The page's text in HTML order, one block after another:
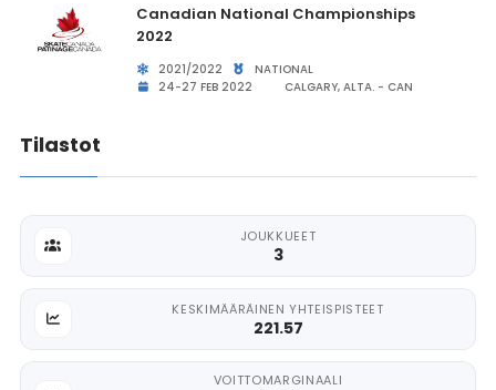
Canadian National Championships
2022
2021/2022
NATIONAL
24-27 FEB 2022
CALGARY, ALTA. - CAN
Tilastot
JOUKKUEET
3
KESKIMÄÄRÄINEN YHTEISPISTEET
221.57
VOITTOMARGINAALI